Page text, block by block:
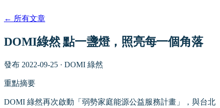
← 所有文章
DOMI綠然 點一盞燈，照亮每一個角落
發布 2022-09-25 · DOMI 綠然
重點摘要
DOMI 綠然再次啟動「弱勢家庭能源公益服務計畫」，與台北